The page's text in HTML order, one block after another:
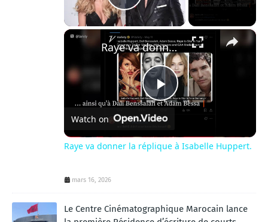
Play Video
×
P
l
y
Raye va donner la réplique à Isabelle Huppert.
Watch on
Raye va donner la réplique à Isabelle Huppert.
mars 16, 2026
Le Centre Cinématographique Marocain lance